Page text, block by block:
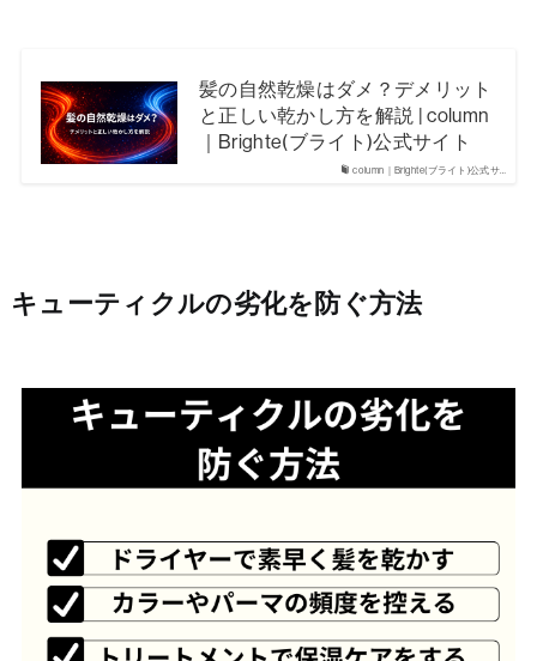
SHOWER DRYER
ELEKI BRUSH+
ELEKI LIFT
ELEKI LIFTGEL
ELEKI LOTION
ELEKILIFT MASK
MIST SERUM
About
column｜Brighte(ブライト)公式サ…
髪の自然乾燥はダメ？デメリット
と正しい乾かし方を解説 | column
｜Brighte(ブライト)公式サイト
キューティクルの劣化を防ぐ方法